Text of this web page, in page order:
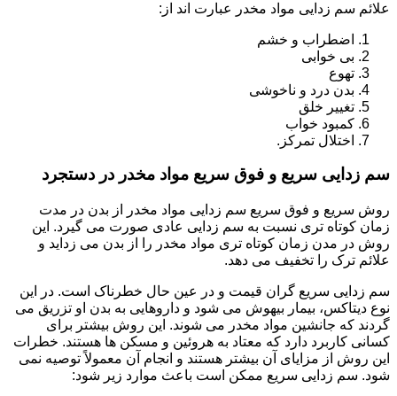
علائم سم زدایی مواد مخدر عبارت اند از:
اضطراب و خشم
بی خوابی
تهوع
بدن درد و ناخوشی
تغییر خلق
کمبود خواب
اختلال تمرکز.
سم زدایی سریع و فوق سریع مواد مخدر در دستجرد
روش سریع و فوق سریع سم زدایی مواد مخدر از بدن در مدت
زمان کوتاه تری نسبت به سم زدایی عادی صورت می گیرد. این
روش در مدن زمان کوتاه تری مواد مخدر را از بدن می زداید و
علائم ترک را تخفیف می دهد.
سم زدایی سریع گران قیمت و در عین حال خطرناک است. در این
نوع دیتاکس، بیمار بیهوش می شود و داروهایی به بدن او تزریق می
گردند که جانشین مواد مخدر می شوند. این روش بیشتر برای
کسانی کاربرد دارد که معتاد به هروئین و مسکن ها هستند. خطرات
این روش از مزایای آن بیشتر هستند و انجام آن معمولاً توصیه نمی
شود. سم زدایی سریع ممکن است باعث موارد زیر شود: